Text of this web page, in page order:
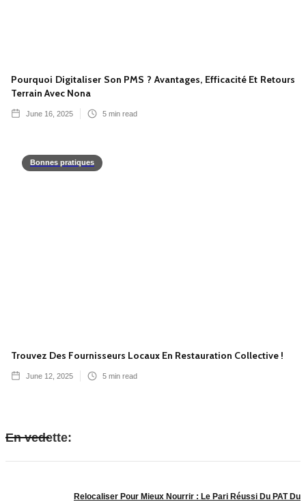
Pourquoi Digitaliser Son PMS ? Avantages, Efficacité Et Retours
Terrain Avec Nona
June 16, 2025 5 min read
Bonnes pratiques
Trouvez Des Fournisseurs Locaux En Restauration Collective !
June 12, 2025 5 min read
En vedette:
Relocaliser Pour Mieux Nourrir : Le Pari Réussi Du PAT Du